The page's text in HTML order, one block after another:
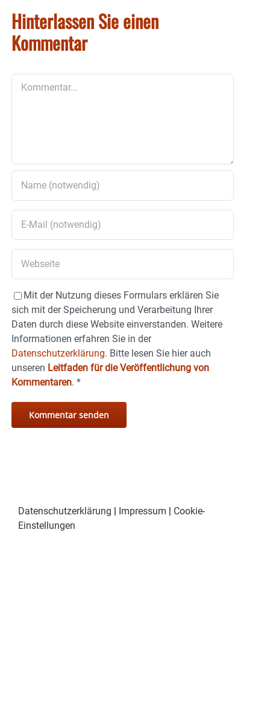
Hinterlassen Sie einen
Kommentar
Mit der Nutzung dieses Formulars erklären Sie
sich mit der Speicherung und Verarbeitung Ihrer
Daten durch diese Website einverstanden. Weitere
Informationen erfahren Sie in der
Datenschutzerklärung. Bitte lesen Sie hier auch
unseren Leitfaden für die Veröffentlichung von
Kommentaren. *
Datenschutzerklärung | Impressum | Cookie-
Einstellungen